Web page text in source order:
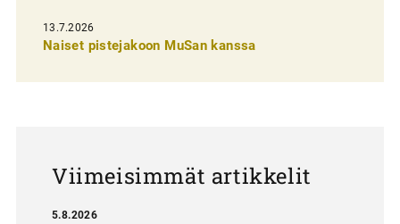
e
13.7.2026
Naiset pistejakoon MuSan kanssa
Viimeisimmät artikkelit
5.8.2026